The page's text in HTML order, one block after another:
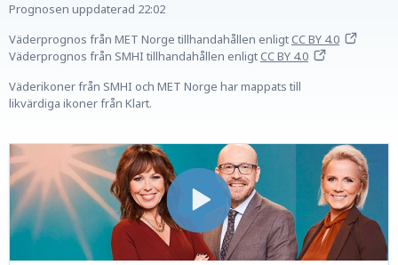
Prognosen uppdaterad 22:02
Väderprognos från MET Norge tillhandahållen enligtCC BY 4.0
Väderprognos från SMHI tillhandahållen enligtCC BY 4.0
Väderikoner från SMHI och MET Norge har mappats till
likvärdiga ikoner från Klart.